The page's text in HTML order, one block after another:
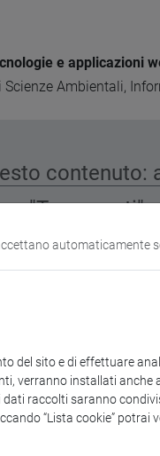
e applicazioni
Ambientali,
contenuto:
"Terze parti"
automaticamente
del sito e di effettuare
verranno installati anche
raccolti saranno
“Lista cookie” potrai